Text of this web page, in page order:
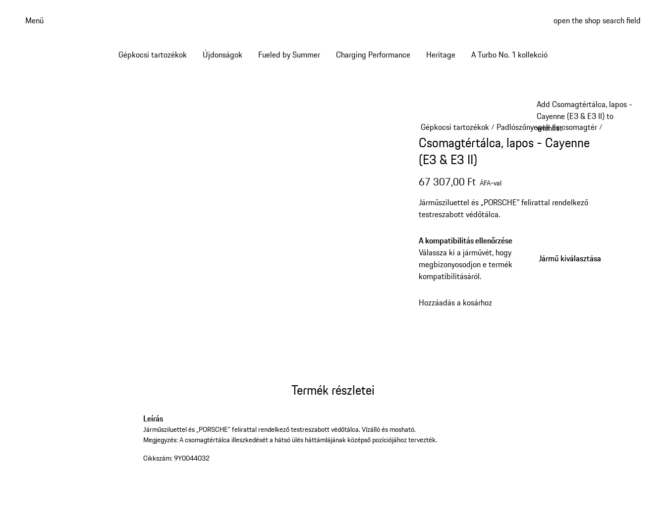
Menü open the shop search field
Gépkocsi tartozékok Újdonságok Fueled by Summer Charging Performance Heritage A Turbo No. 1 kollekció
Add Csomagtértálca, lapos -
Cayenne (E3 & E3 II) to
wishlist
Gépkocsi tartozékok/ Padlószőnyegek és csomagtér/
Csomagtértálca, lapos - Cayenne
(E3 & E3 II)
67 307,00 Ft ÁFA-val
Járműsziluettel és „PORSCHE” felirattal rendelkező
testreszabott védőtálca.
A kompatibilitás ellenőrzése
Válassza ki a járművét, hogy
megbizonyosodjon e termék
kompatibilitásáról.
Jármű kiválasztása
Jármű kiválasztása
Hozzáadás a kosárhoz
Termék részletei
Leírás
Járműsziluettel és „PORSCHE” felirattal rendelkező testreszabott védőtálca. Vízálló és mosható.
Megjegyzés: A csomagtértálca illeszkedését a hátsó ülés háttámlájának középső pozíciójához tervezték.
Cikkszám:9Y0044032